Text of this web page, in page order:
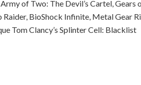
of Two: The Devil’s Cartel, Gears
Raider, BioShock Infinite, Metal Gear
Tom Clancy’s Splinter Cell: Blacklist